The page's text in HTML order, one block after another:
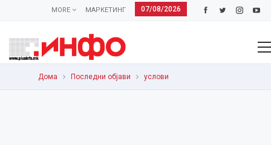
07/08/2026
МАРКЕТИНГ
MORE
Дома Последни објави услови